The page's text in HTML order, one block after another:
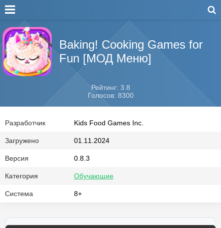
Baking! Cooking Games for
Fun [МОД Меню]
Рейтинг: 3.8
Голосов: 8300
Разработчик Kids Food Games Inc.
Загружено 01.11.2024
Версия 0.8.3
Категория Обучающие
Система 8+